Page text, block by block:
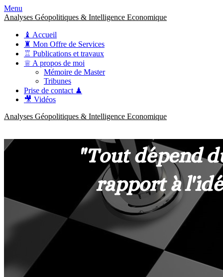
Menu
Analyses Géopolitiques & Intelligence Economique
♝ Accueil
♜ Mon Offre de Services
♖ Publications et travaux
♕ A propos de moi
Mémoire de Master
Tribunes
Prise de contact ♟
🎥 Vidéos
Analyses Géopolitiques & Intelligence Economique